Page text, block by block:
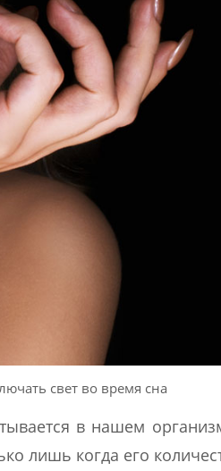
свет во время сна
в нашем
лишь когда его